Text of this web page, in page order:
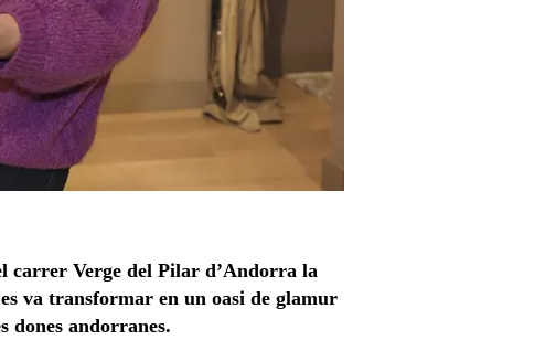
carrer Verge del Pilar d’Andorra la
va transformar en un oasi de glamur
dones andorranes.